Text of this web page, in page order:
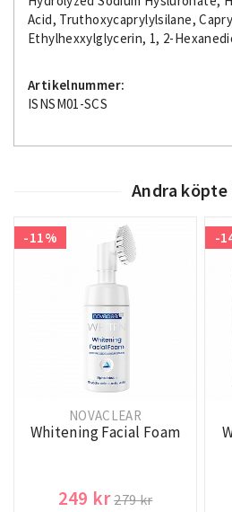
Acid, Truthoxycaprylylsilane,
Ethylhexxylglycerin, 1, 2-
Artikelnummer:
ISNSM01-SCS
Andra köpte
-11%
NOVACLEAR
Whitening Facial Foam
249 kr279 kr
-